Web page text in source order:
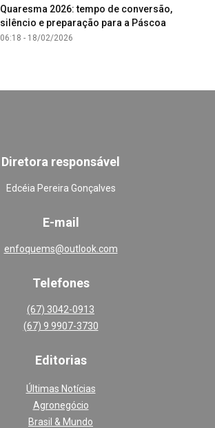
Quaresma 2026: tempo de conversão,
silêncio e preparação para a Páscoa
06:18 - 18/02/2026
Diretora responsável
Edcéia Pereira Gonçalves
E-mail
enfoquems@outlook.com
Telefones
(67) 3042-0913
(67) 9 9907-3730
Editorias
Últimas Notícias
Agronegócio
Brasil & Mundo